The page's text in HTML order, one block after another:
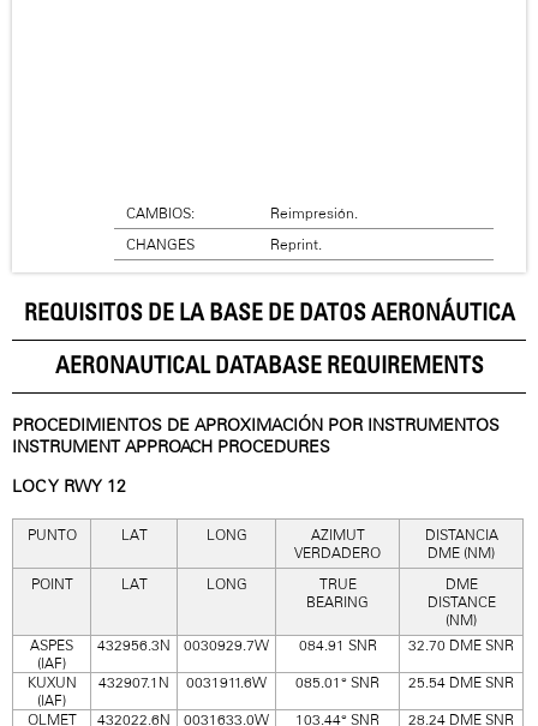
CAMBIOS:
Reimpresión.
CHANGES
Reprint.
REQUISITOS DE LA BASE DE DATOS AERONÁUTICA
AERONAUTICAL DATABASE REQUIREMENTS
PROCEDIMIENTOS DE APROXIMACIÓN POR INSTRUMENTOS
INSTRUMENT APPROACH PROCEDURES
LOC Y RWY 12
PUNTO LAT LONG
AZIMUT
VERDADERO
DISTANCIA
DME (NM)
POINT
LAT LONG
TRUE
BEARING
DME
DISTANCE
(NM)
ASPES
(IAF)
432956.3N 0030929.7W 084.91 SNR 32.70 DME SNR
KUXUN
(IAF)
432907.1N 0031911.6W 085.01° SNR 25.54 DME SNR
OLMET 432022.6N 0031633.0W 103.44° SNR 28.24 DME SNR